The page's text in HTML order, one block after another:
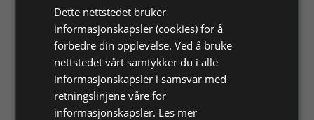
Klute polereskive med
Ø 100 x T 20 mm, 60 lag
Klute-polerskive, myk,
Dette nettstedet bruker
informasjonskapsler (cookies) for å
forbedre din opplevelse. Ved å bruke
nettstedet vårt samtykker du i alle
informasjonskapsler i samsvar med
retningslinjene våre for
informasjonskapsler. Les mer